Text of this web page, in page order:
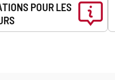
POUR LES